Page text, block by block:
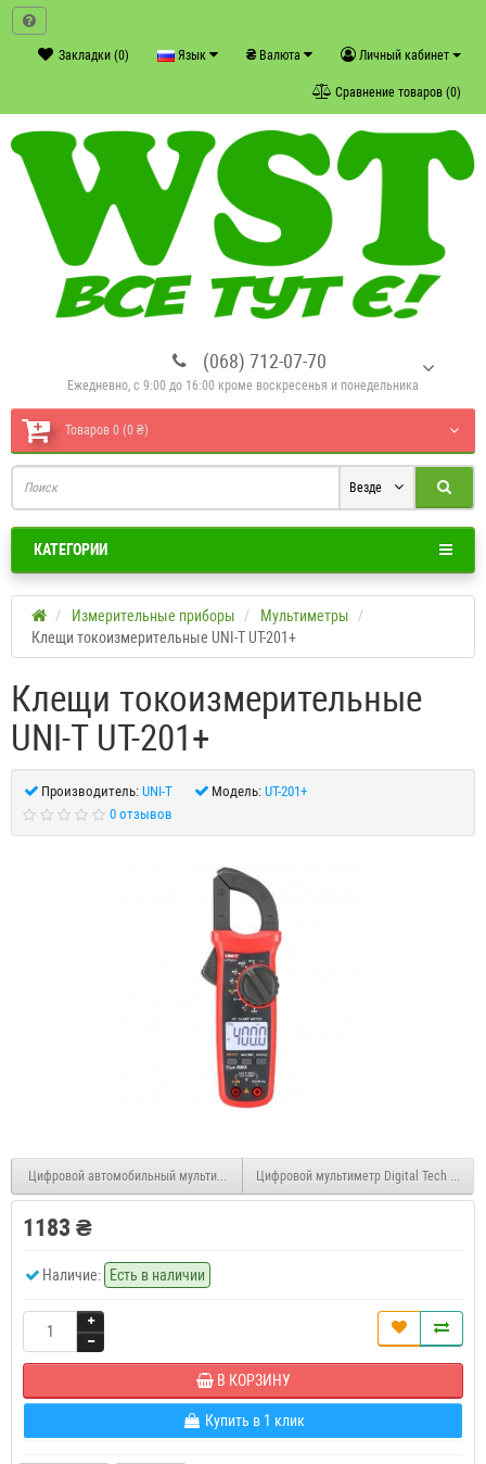
Личный кабинет
₴ Валюта
Язык
Закладки (0)
Сравнение товаров (0)
(068) 712-07-70
Ежедневно, с 9:00 до 16:00 кроме воскресенья и понедельника
Товаров 0 (0 ₴)
Везде
КАТЕГОРИИ
Измерительные приборы
Мультиметры
Клещи токоизмерительные UNI-T UT-201+
Клещи токоизмерительные
UNI-T UT-201+
Производитель: UNI-T Модель: UT-201+
0 отзывов
Цифровой автомобильный мультиметр Uni-t UT101Цифровой мультиметр Digital Tech
1183 ₴
Наличие: Есть в наличии
В КОРЗИНУ
Купить в 1 клик